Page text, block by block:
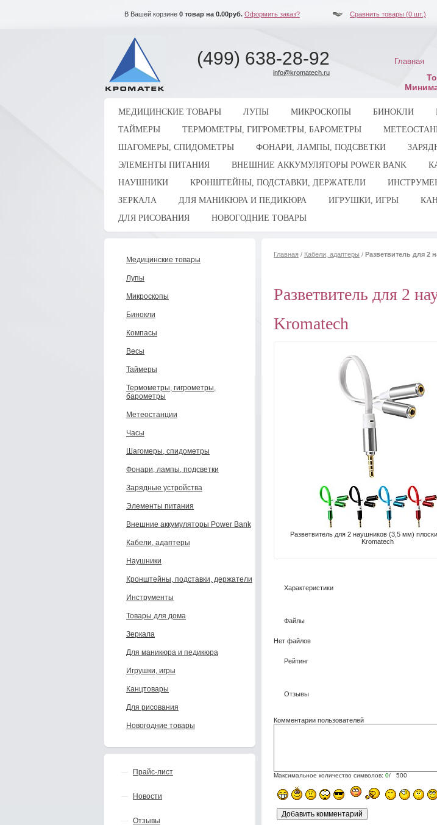
В Вашей корзине 0 товар на 0.00руб. Оформить заказ? Сравнить товары (0 шт.)
(499) 638-28-92
info@kromatech.ru
Главная
МЕДИЦИНСКИЕ ТОВАРЫ ЛУПЫ МИКРОСКОПЫ БИНОКЛИ
ТАЙМЕРЫ
ТЕРМОМЕТРЫ, ГИГРОМЕТРЫ, БАРОМЕТРЫ
ШАГОМЕРЫ, СПИДОМЕТРЫ
ФОНАРИ, ЛАМПЫ, ПОДСВЕТКИ
ЭЛЕМЕНТЫ ПИТАНИЯ
ВНЕШНИЕ АККУМУЛЯТОРЫ POWER BANK
НАУШНИКИ
КРОНШТЕЙНЫ, ПОДСТАВКИ, ДЕРЖАТЕЛИ
ЗЕРКАЛА
ДЛЯ МАНИКЮРА И ПЕДИКЮРА ИГРУШКИ, ИГРЫ
ДЛЯ РИСОВАНИЯ
НОВОГОДНИЕ ТОВАРЫ
Медицинские товары
Лупы
Микроскопы
Бинокли
Компасы
Весы
Таймеры
Термометры, гигрометры,
барометры
Метеостанции
Часы
Шагомеры, спидометры
Фонари, лампы, подсветки
Зарядные устройства
Элементы питания
Внешние аккумуляторы Power Bank
Кабели, адаптеры
Наушники
Кронштейны, подставки, держатели
Инструменты
Товары для дома
Зеркала
Для маникюра и педикюра
Игрушки, игры
Канцтовары
Для рисования
Новогодние товары
Прайс-лист
Новости
Отзывы
Главная / Кабели, адаптеры / Разветвитель для 2
Разветвитель для 2
Kromatech
Разветвитель для 2 наушников (3,5 мм)
Kromatech
Характеристики
Файлы
Нет файлов
Рейтинг
Отзывы
Комментарии пользователей
Максимальное количество символов: 0/ 500